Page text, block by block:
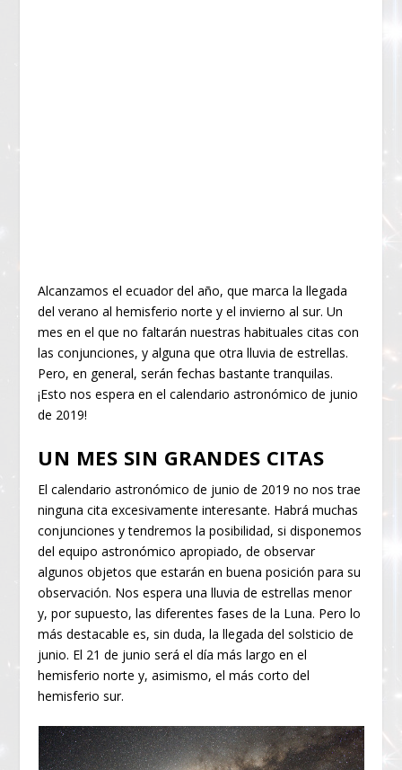
Alcanzamos el ecuador del año, que marca la llegada
del verano al hemisferio norte y el invierno al sur. Un
mes en el que no faltarán nuestras habituales citas con
las conjunciones, y alguna que otra lluvia de estrellas.
Pero, en general, serán fechas bastante tranquilas.
¡Esto nos espera en el calendario astronómico de junio
de 2019!
UN MES SIN GRANDES CITAS
El calendario astronómico de junio de 2019 no nos trae
ninguna cita excesivamente interesante. Habrá muchas
conjunciones y tendremos la posibilidad, si disponemos
del equipo astronómico apropiado, de observar
algunos objetos que estarán en buena posición para su
observación. Nos espera una lluvia de estrellas menor
y, por supuesto, las diferentes fases de la Luna. Pero lo
más destacable es, sin duda, la llegada del solsticio de
junio. El 21 de junio será el día más largo en el
hemisferio norte y, asimismo, el más corto del
hemisferio sur.